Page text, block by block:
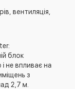
вентиляція,
блок
не впливає на
з
2,7 м.